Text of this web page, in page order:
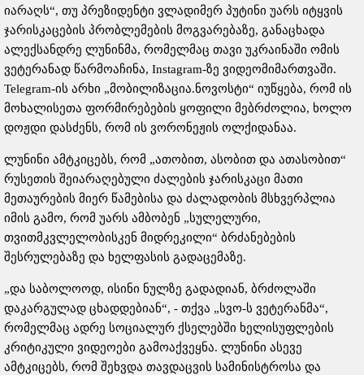
იარაღს“, თუ პრეზიდენტი ვლადიმერ პუტინი უარს იტყვის
ჯარისკაცების პრობლემების მოგვარებაზე, განაცხადა
ალექსანდრე ლუნინმა, რომელმაც თავი უკრაინაში ომის
ვეტერანად წარმოაჩინა, Instagram-ზე ვიდეომიმართვაში.
Telegram-ის არხი „მობილიზაცია.ნოვოსტი“ იუწყება, რომ ის
მოხალისეთა ფორმირებების ყოფილი მებრძოლია, ხოლო
დოჟდი დასძენს, რომ ის ვორონეჟის ოლქიდანაა.
ლუნინი ამტკიცებს, რომ „ათობით, ასობით და ათასობით“
რუსეთის შეიარაღებული ძალების ჯარისკაცი მათი
მეთაურების მიერ წამებისა და ძალადობის მსხვერპლია
იმის გამო, რომ უარს ამბობენ „სულელური,
თვითმკვლელობისკენ მიდრეკილი“ ბრძანებების
შესრულებაზე და ხელფასის გადაცემაზე.
„და საბოლოოდ, ისინი ნულზე გადადიან, ბრძოლაში
დაკარგულად ცხადდებიან“, - თქვა „სვო-ს ვეტერანმა“,
რომელმაც ადრე სოციალურ ქსელებში ხელისუფლების
კრიტიკული ვიდეოები გამოაქვეყნა. ლუნინი ასევე
ამტკიცებს, რომ შეხვდა თავდაცვის სამინისტროსა და